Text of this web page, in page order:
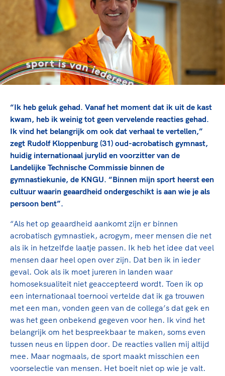
Sportonderzoek
Sportakkoord II
Game Changer
TeamNL kids
Nieuwspagina
Columns
Sport gaat niet vanzelf
Sport verenigt. Op sportclubs, pleintjes, tijdens
een rondje fietsen, door samen te skaten of naar
de sportschool te gaan. Door samen te juichen
voor Sifan Hassan, Rico Verhoeven, Diede de
Groot en het Nederlands Elftal. Of met trots te
genieten van de karatewedstrijd van je dochter,
de halve marathon van je moeder of de
hockeywedstrijd van je buurjongen.
Lees verder
Veilige en integere sport
Diversiteit en inclusie
Gezonde sportomgeving
Duurzaamheid
Bekwaam sportkader
Vitale clubs en bestuurlijk kader
Sportmatch
Clubacties
Handboek Wet- en Regelgeving
Opleidingen en trainingen
High5 Stappenplan
Clubondersteuning
Beroepskrachten
Samen voor een veilige
sportomgeving
Voor welk gedrag staat de club? Wat mag wel
langs de lijn, in de kleedkamer, kantine en online?
En wat mag vooral niet? Een gedragscode geeft
hier richting aan en is dus een belangrijk
onderdeel van het clubbeleid rondom gewenst en
ongewenst gedrag.
TeamNL Academie Kalender
Kennisaanbod TeamNL Experts
TeamNL Sport Science Centre
Paralympische Spelen LA28
Europese Spelen Istanbul 2027
Topsportbeleid
Topsportfinanciering
Maatschappelijke waarde topsport
Top teamsportcompetities
De TeamNL Academie
De TeamNL Academie biedt een leer- en
ontwikkelprogramma voor de volgende functies
binnen TeamNL programma's: experts, coaches,
bestuurders, (technisch) directeuren, managers en
toekomstig kader.
Lees verder
“Ik heb geluk gehad. Vanaf het moment dat ik uit de kast
kwam, heb ik weinig tot geen vervelende reacties gehad.
Ik vind het belangrijk om ook dat verhaal te vertellen,”
zegt Rudolf Kloppenburg (31) oud-acrobatisch gymnast,
huidig internationaal jurylid en voorzitter van de
Landelijke Technische Commissie binnen de
gymnastiekunie, de KNGU. “Binnen mijn sport heerst een
cultuur waarin geaardheid ondergeschikt is aan wie je als
persoon bent”.
“Als het op geaardheid aankomt zijn er binnen
acrobatisch gymnastiek, acrogym, meer mensen die net
als ik in hetzelfde laatje passen. Ik heb het idee dat veel
mensen daar heel open over zijn. Dat ben ik in ieder
geval. Ook als ik moet jureren in landen waar
homoseksualiteit niet geaccepteerd wordt. Toen ik op
een internationaal toernooi vertelde dat ik ga trouwen
met een man, vonden geen van de collega’s dat gek en
was het geen onbekend gegeven voor hen. Ik vind het
belangrijk om het bespreekbaar te maken, soms even
tussen neus en lippen door. De reacties vallen mij altijd
mee. Maar nogmaals, de sport maakt misschien een
voorselectie van mensen. Het boeit niet op wie je valt.